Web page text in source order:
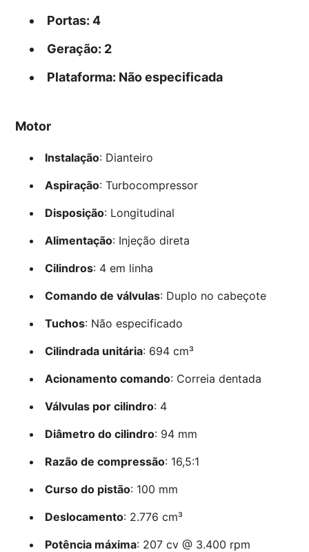
Portas: 4
Geração: 2
Plataforma: Não especificada
Motor
Instalação: Dianteiro
Aspiração: Turbocompressor
Disposição: Longitudinal
Alimentação: Injeção direta
Cilindros: 4 em linha
Comando de válvulas: Duplo no cabeçote
Tuchos: Não especificado
Cilindrada unitária: 694 cm³
Acionamento comando: Correia dentada
Válvulas por cilindro: 4
Diâmetro do cilindro: 94 mm
Razão de compressão: 16,5:1
Curso do pistão: 100 mm
Deslocamento: 2.776 cm³
Potência máxima: 207 cv @ 3.400 rpm